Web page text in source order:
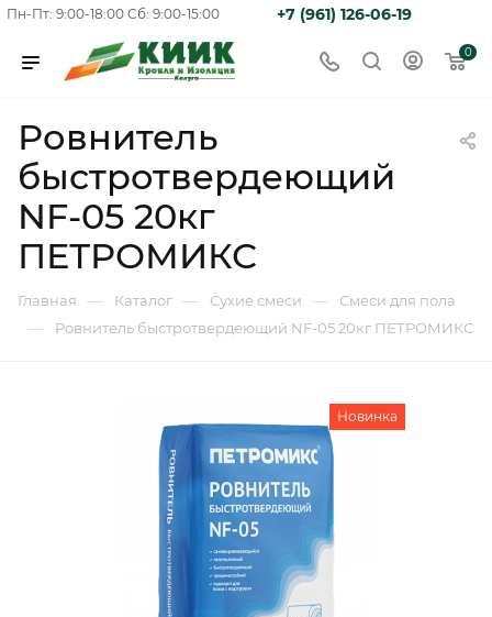
Пн-Пт: 9:00-18:00 Сб: 9:00-15:00 +7 (961) 126-06-19
0
Ровнитель
быстротвердеющий
NF-05 20кг
ПЕТРОМИКС
Главная — Каталог — Сухие смеси — Смеси для пола
— Ровнитель быстротвердеющий NF-05 20кг ПЕТРОМИКС
Новинка